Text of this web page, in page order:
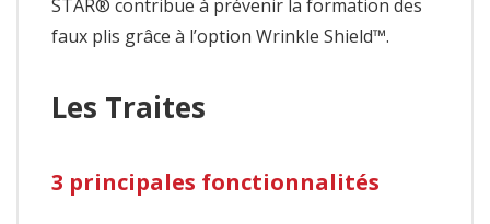
STAR® contribue à prévenir la formation des
faux plis grâce à l’option Wrinkle Shield™.
Les Traites
3 principales fonctionnalités